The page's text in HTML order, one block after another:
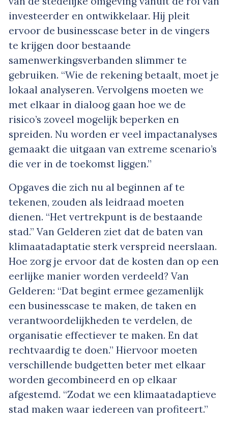
investeerder en ontwikkelaar. Hij pleit
ervoor de businesscase beter in de vingers
te krijgen door bestaande
samenwerkingsverbanden slimmer te
gebruiken. “Wie de rekening betaalt, moet je
lokaal analyseren. Vervolgens moeten we
met elkaar in dialoog gaan hoe we de
risico’s zoveel mogelijk beperken en
spreiden. Nu worden er veel impactanalyses
gemaakt die uitgaan van extreme scenario’s
die ver in de toekomst liggen.”
Opgaves die zich nu al beginnen af te
tekenen, zouden als leidraad moeten
dienen. “Het vertrekpunt is de bestaande
stad.” Van Gelderen ziet dat de baten van
klimaatadaptatie sterk verspreid neerslaan.
Hoe zorg je ervoor dat de kosten dan op een
eerlijke manier worden verdeeld? Van
Gelderen: “Dat begint ermee gezamenlijk
een businesscase te maken, de taken en
verantwoordelijkheden te verdelen, de
organisatie effectiever te maken. En dat
rechtvaardig te doen.” Hiervoor moeten
verschillende budgetten beter met elkaar
worden gecombineerd en op elkaar
afgestemd. “Zodat we een klimaatadaptieve
stad maken waar iedereen van profiteert.”